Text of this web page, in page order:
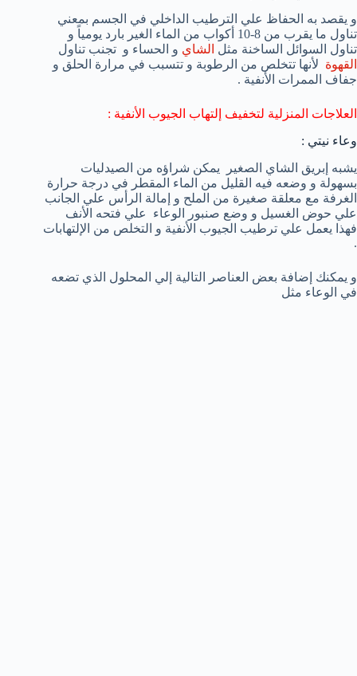
و يقصد به الحفاظ علي الترطيب الداخلي في الجسم بمعني
تناول ما يقرب من 8-10 أكواب من الماء الغير بارد يومياً و
تناول السوائل الساخنة مثل الشاي و الحساء و تجنب تناول
القهوة لأنها تتخلص من الرطوبة و تتسبب في مرارة الحلق و
جفاف الممرات الأنفية .
العلاجات المنزلية لتخفيف إلتهاب الجيوب الأنفية :
وعاء نيتي :
يشبه إبريق الشاي الصغير يمكن شراؤه من الصيدليات
بسهولة و وضعه فيه القليل من الماء المقطر في درجة حرارة
الغرفة مع معلقة صغيرة من الملح و إمالة الرأس علي الجانب
علي حوض الغسيل و وضع صنبور الوعاء علي فتحه الأنف
فهذا يعمل علي ترطيب الجيوب الأنفية و التخلص من الإلتهابات
.
و يمكنك إضافة بعض العناصر التالية إلي المحلول الذي تضعه
في الوعاء مثل